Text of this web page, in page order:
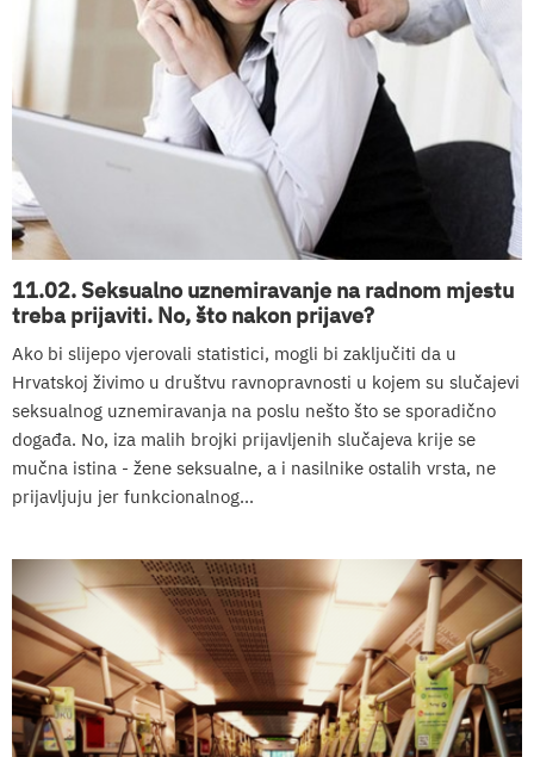
11.02. Seksualno uznemiravanje na radnom mjestu
treba prijaviti. No, što nakon prijave?
Ako bi slijepo vjerovali statistici, mogli bi zaključiti da u
Hrvatskoj živimo u društvu ravnopravnosti u kojem su slučajevi
seksualnog uznemiravanja na poslu nešto što se sporadično
događa. No, iza malih brojki prijavljenih slučajeva krije se
mučna istina - žene seksualne, a i nasilnike ostalih vrsta, ne
prijavljuju jer funkcionalnog...